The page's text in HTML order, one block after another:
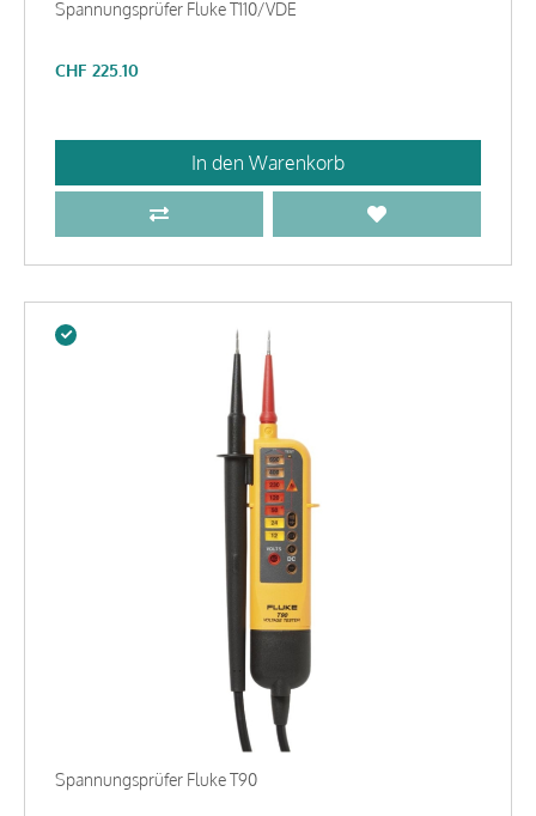
Spannungsprüfer Fluke T110/VDE
CHF 225.10
In den Warenkorb
Spannungsprüfer Fluke T90